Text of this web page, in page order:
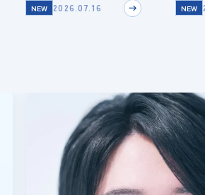
NEW 2026.07.16 NEW